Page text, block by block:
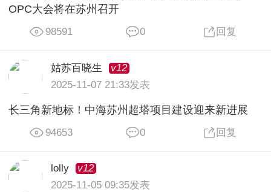
OPC大会将在苏州召开
98591 0 回复
姑苏百晓生
v12
2025-11-07 21:33发表
长三角新地标！中海苏州超塔项目建设迎来新进展
94653 0 回复
lolly
v12
2025-11-05 09:35发表